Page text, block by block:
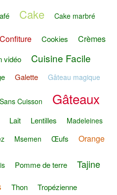
Cake Cake marbré
Confiture Cookies Crèmes
vidéo Cuisine Facile
Galette Gâteau magique
Cuisson Gâteaux
Lait Lentilles Madeleines
Msemen Œufs Orange
Pomme de terre Tajine
Thon
Tropézienne